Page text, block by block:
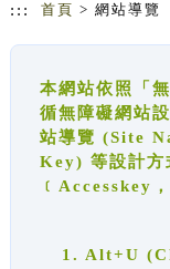
::: 首頁 > 網站導覽
本網站依照「
循無障礙網站
站導覽 (Site
Key) 等設計方
﹝Accesskey
1. Alt+U